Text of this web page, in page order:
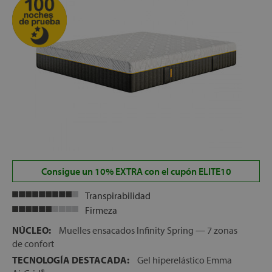
Consigue un 10% EXTRA con el cupón ELITE10
Transpirabilidad
Firmeza
NÚCLEO:
Muelles ensacados Infinity Spring — 7 zonas
de confort
TECNOLOGÍA DESTACADA:
Gel hiperelástico Emma